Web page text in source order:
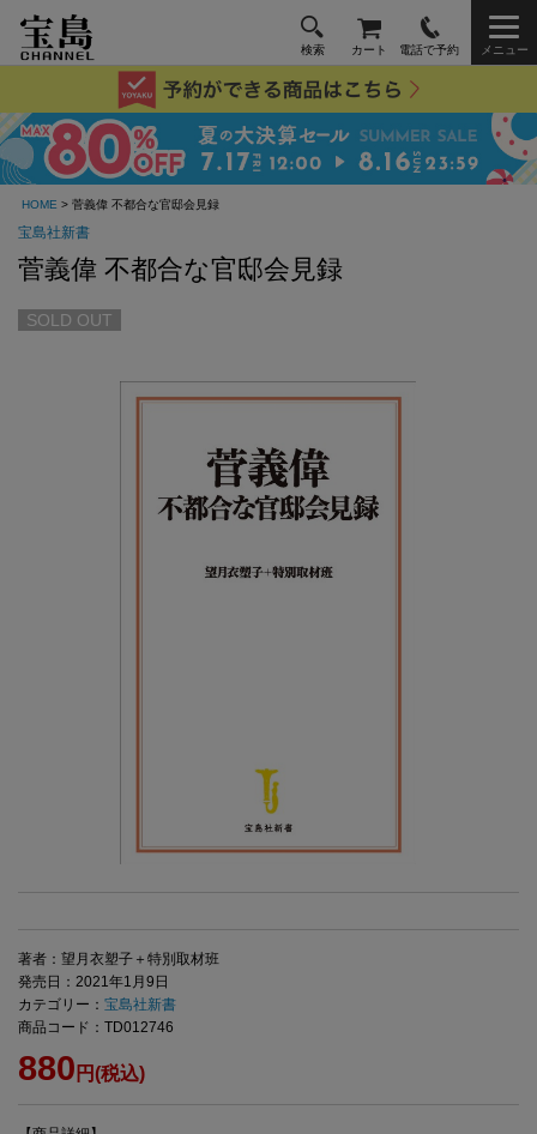
検索 カート 電話で予約 メニュー
HOME > 菅義偉 不都合な官邸会見録
宝島社新書
菅義偉 不都合な官邸会見録
SOLD OUT
著者：望月衣塑子＋特別取材班
発売日：2021年1月9日
カテゴリー： 宝島社新書
商品コード：TD012746
880 円(税込)